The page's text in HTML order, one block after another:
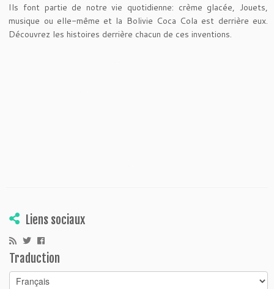
Ils font partie de notre vie quotidienne: crème glacée, Jouets,
musique ou elle-même et la Bolivie Coca Cola est derrière eux.
Découvrez les histoires derrière chacun de ces inventions.
Liens sociaux
Traduction